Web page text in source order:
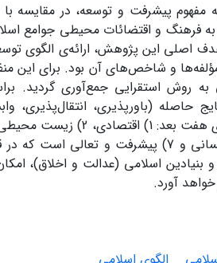
پیشرفت و توسعه، در مقایسه با
و اقتضائات محیطی جوامع
اصلی این پژوهش، ارائه‌ی الگوی
و شاخص‌های آن بود. برای این
روش استقرایی جمع‌آوری گردید.
حاصله (باورپذیری، انتقال‌پذیری،
بنیادین اسلامی (عدالت و اخلاق)،
آورد.